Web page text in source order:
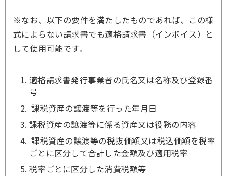
※なお、以下の要件を満たしたものであれば、この様
式によらない請求書でも適格請求書（インボイス）と
して使用可能です。
適格請求書発行事業者の氏名又は名称及び登録番
号
課税資産の譲渡等を行った年月日
課税資産の譲渡等に係る資産又は役務の内容
課税資産の譲渡等の税抜価額又は税込価額を税率
ごとに区分して合計した金額及び適用税率
税率ごとに区分した消費税額等